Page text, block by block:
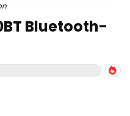
Bluetooth-